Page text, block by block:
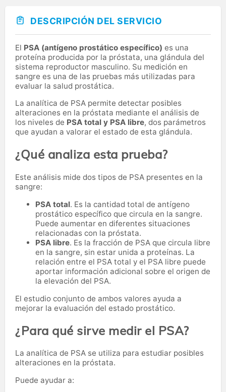
DESCRIPCIÓN DEL SERVICIO
El PSA (antígeno prostático específico) es una
proteína producida por la próstata, una glándula del
sistema reproductor masculino. Su medición en
sangre es una de las pruebas más utilizadas para
evaluar la salud prostática.
La analítica de PSA permite detectar posibles
alteraciones en la próstata mediante el análisis de
los niveles de PSA total y PSA libre, dos parámetros
que ayudan a valorar el estado de esta glándula.
¿Qué analiza esta prueba?
Este análisis mide dos tipos de PSA presentes en la
sangre:
PSA total. Es la cantidad total de antígeno
prostático específico que circula en la sangre.
Puede aumentar en diferentes situaciones
relacionadas con la próstata.
PSA libre. Es la fracción de PSA que circula libre
en la sangre, sin estar unida a proteínas. La
relación entre el PSA total y el PSA libre puede
aportar información adicional sobre el origen de
la elevación del PSA.
El estudio conjunto de ambos valores ayuda a
mejorar la evaluación del estado prostático.
¿Para qué sirve medir el PSA?
La analítica de PSA se utiliza para estudiar posibles
alteraciones en la próstata.
Puede ayudar a: